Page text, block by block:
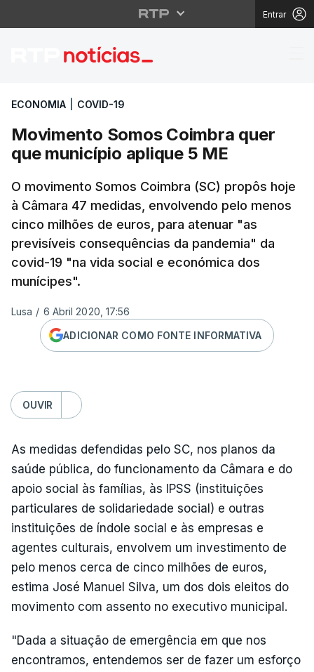
Entrar
Movimento Somos
ECONOMIA COVID-19
Movimento Somos Coimbra quer
que município aplique 5 ME
O movimento Somos Coimbra (SC) propôs hoje
à Câmara 47 medidas, envolvendo pelo menos
cinco milhões de euros, para atenuar "as
previsíveis consequências da pandemia" da
covid-19 "na vida social e económica dos
munícipes".
Lusa / 6 Abril 2020, 17:56
ADICIONAR COMO FONTE INFORMATIVA
OUVIR
As medidas defendidas pelo SC, nos planos da
saúde pública, do funcionamento da Câmara e do
apoio social às famílias, às IPSS (instituições
particulares de solidariedade social) e outras
instituições de índole social e às empresas e
agentes culturais, envolvem um investimento de
pelo menos cerca de cinco milhões de euros,
estima José Manuel Silva, um dos dois eleitos do
movimento com assento no executivo municipal.
"Dada a situação de emergência em que nos
encontramos, entendemos ser de fazer um esforço